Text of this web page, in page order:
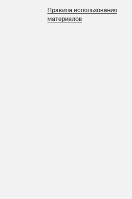
Правила использования
материалов